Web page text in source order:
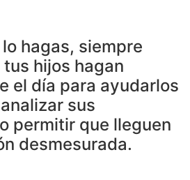
hagas, siempre
hijos hagan
el día para ayudarlos
sus
permitir que lleguen
desmesurada.